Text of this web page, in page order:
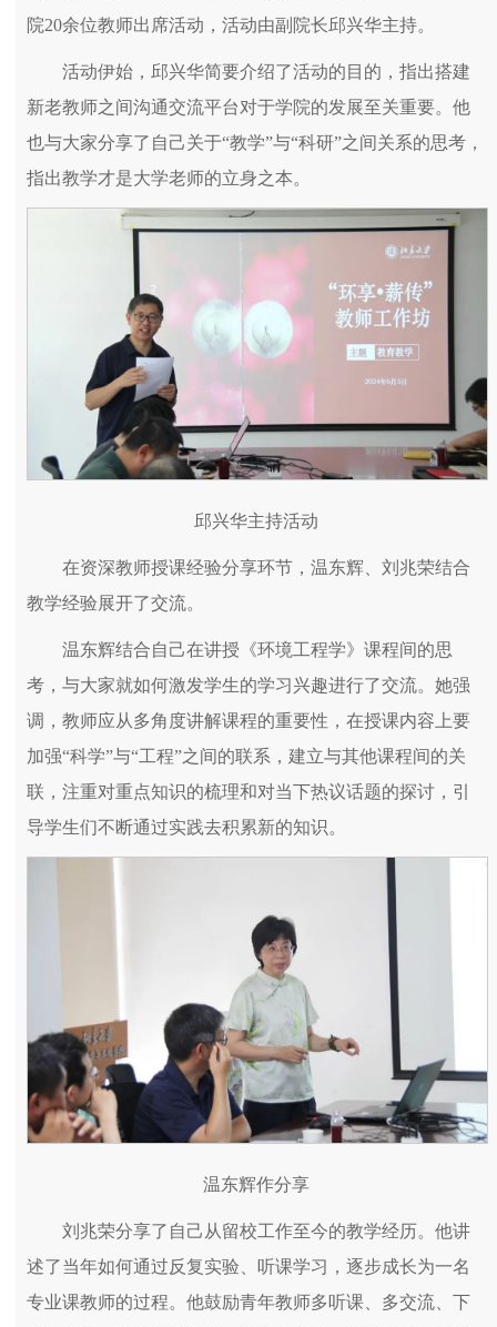
院20余位教师出席活动，活动由副院长邱兴华主持。
活动伊始，邱兴华简要介绍了活动的目的，指出搭建
新老教师之间沟通交流平台对于学院的发展至关重要。他
也与大家分享了自己关于“教学”与“科研”之间关系的思考，
指出教学才是大学老师的立身之本。
邱兴华主持活动
在资深教师授课经验分享环节，温东辉、刘兆荣结合
教学经验展开了交流。
温东辉结合自己在讲授《环境工程学》课程间的思
考，与大家就如何激发学生的学习兴趣进行了交流。她强
调，教师应从多角度讲解课程的重要性，在授课内容上要
加强“科学”与“工程”之间的联系，建立与其他课程间的关
联，注重对重点知识的梳理和对当下热议话题的探讨，引
导学生们不断通过实践去积累新的知识。
温东辉作分享
刘兆荣分享了自己从留校工作至今的教学经历。他讲
述了当年如何通过反复实验、听课学习，逐步成长为一名
专业课教师的过程。他鼓励青年教师多听课、多交流、下